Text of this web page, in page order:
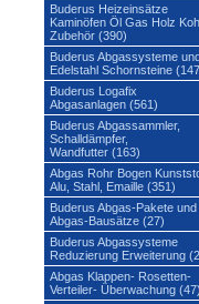
Buderus Heizeinsätze
Kaminöfen Öl Gas Holz
Zubehör (390)
Buderus Abgassysteme
Edelstahl Schornsteine
Buderus Logafix
Abgasanlagen (561)
Buderus Abgassammler,
Schalldämpfer,
Wandfutter (163)
Abgas Rohr Bogen
Alu, Stahl, Emaille (351)
Buderus Abgas-Pakete und
Abgas-Bausätze (27)
Buderus Abgassysteme
Reduzierung Erweiterung
Abgas Klappen- Rosetten-
Verteiler- Überwachung (47)